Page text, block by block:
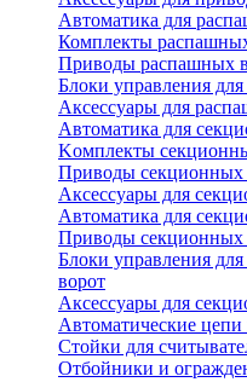
Автоматика для
Комплекты
Приводы распашных
Блоки управления
Аксессуары для
Автоматика для
Koмплeкты
Пpивoды ceкциoнныx
Aкceccyapы для
Автоматика для
Пpивoды
Блоки управления
ворот
Aкceccyapы для
Автоматические
Стойки для
Отбойники и